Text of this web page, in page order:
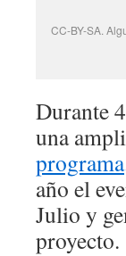
CC-BY-SA.
Durante
una
programa
año el
Julio y
proyecto.